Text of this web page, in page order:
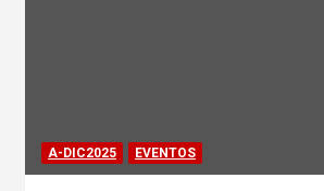
A-DIC2025 EVENTOS